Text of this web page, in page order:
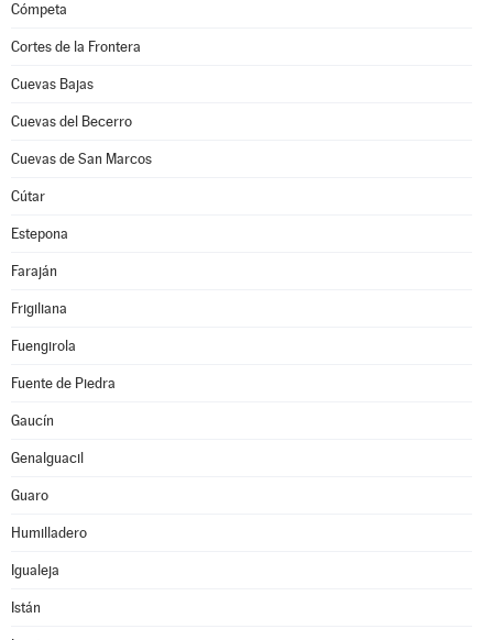
Cómpeta
Cortes de la Frontera
Cuevas Bajas
Cuevas del Becerro
Cuevas de San Marcos
Cútar
Estepona
Faraján
Frigiliana
Fuengirola
Fuente de Piedra
Gaucín
Genalguacil
Guaro
Humilladero
Igualeja
Istán